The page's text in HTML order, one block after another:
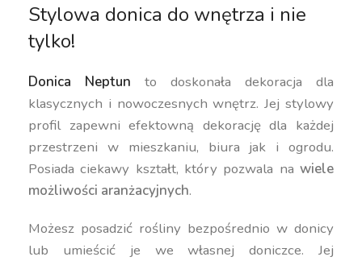
Stylowa donica do wnętrza i nie
tylko!
Donica Neptunto doskonała dekoracja dla
klasycznych i nowoczesnych wnętrz. Jej stylowy
profil zapewni efektowną dekorację dla każdej
przestrzeni w mieszkaniu, biura jak i ogrodu.
Posiada ciekawy kształt, który pozwala na wiele
możliwości aranżacyjnych.
Możesz posadzić rośliny bezpośrednio w donicy
lub umieścić je we własnej doniczce. Jej